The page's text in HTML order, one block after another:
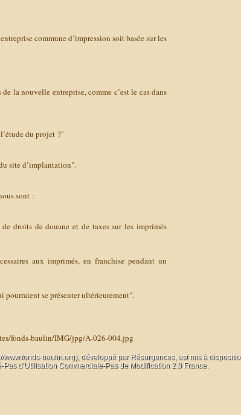
commune d’impression soit basée sur les
la nouvelle entreprise, comme c’est le cas dans
du projet ?"
site d’implantation".
sont :
droits de douane et de taxes sur les imprimés
aux imprimés, en franchise pendant un
pourraient se présenter ultérieurement".
fonds-baulin/IMG/jpg/A-026-004.jpg
www.fonds-baulin.org), développé par Résurgences, est mis à
d’Utilisation Commerciale-Pas de Modification 2.0 France.